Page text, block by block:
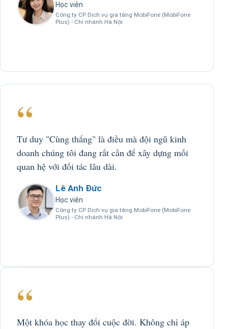
Học viên
Công ty CP Dịch vụ gia tăng MobiFone (MobiFone
Plus) - Chi nhánh Hà Nội
“
Tư duy "Cùng thắng" là điều mà đội ngũ kinh
doanh chúng tôi đang rất cần để xây dựng mối
quan hệ với đối tác lâu dài.
Lê Anh Đức
Học viên
Công ty CP Dịch vụ gia tăng MobiFone (MobiFone
Plus) - Chi nhánh Hà Nội
“
Một khóa học thay đổi cuộc đời. Không chỉ áp